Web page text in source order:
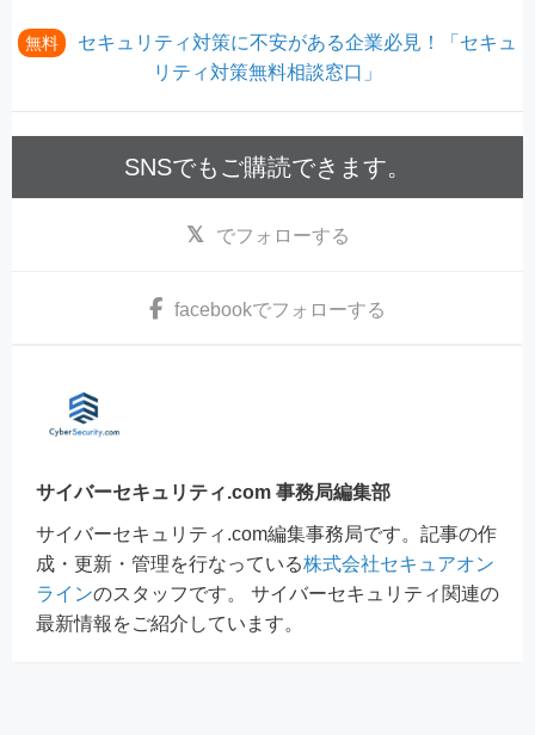
無料
セキュリティ対策に不安がある企業必見！「セキュ
リティ対策無料相談窓口」
SNSでもご購読できます。
でフォローする
facebookでフォローする
サイバーセキュリティ.com 事務局編集部
サイバーセキュリティ.com編集事務局です。記事の作
成・更新・管理を行なっている株式会社セキュアオン
ラインのスタッフです。 サイバーセキュリティ関連の
最新情報をご紹介しています。